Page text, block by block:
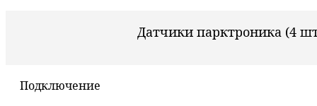
Датчики парктроника (4
Подключение